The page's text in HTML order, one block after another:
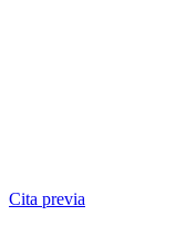
Cita previa